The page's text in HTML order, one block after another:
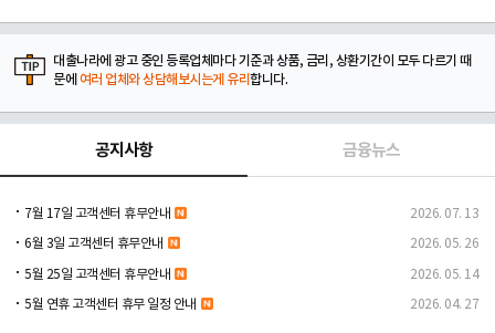
대출나라에 광고 중인 등록업체마다 기준과 상품, 금리, 상환기간이 모두 다르기 때
문에 여러 업체와 상담해보시는게 유리합니다.
공지사항 금융뉴스
7월 17일 고객센터 휴무안내 2026. 07. 13
6월 3일 고객센터 휴무안내 2026. 05. 26
5월 25일 고객센터 휴무안내 2026. 05. 14
5월 연휴 고객센터 휴무 일정 안내 2026. 04. 27